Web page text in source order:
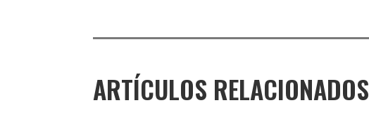
ARTÍCULOS RELACIONADOS